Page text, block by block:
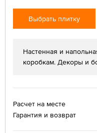
Выбрать плитку
Настенная и
коробкам. Декоры и
Расчет на месте
Гарантия и возврат